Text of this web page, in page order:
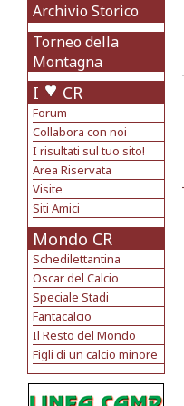
Archivio Storico
Torneo della
Montagna
I CR
Forum
Collabora con noi
I risultati sul tuo sito!
Area Riservata
Visite
Siti Amici
Mondo CR
Schedilettantina
Oscar del Calcio
Speciale Stadi
Fantacalcio
Il Resto del Mondo
Figli di un calcio minore